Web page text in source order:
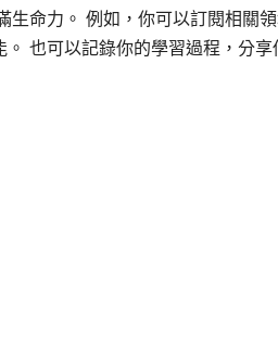
生命力。 例如，你可以訂閱相關
也可以記錄你的學習過程，分享